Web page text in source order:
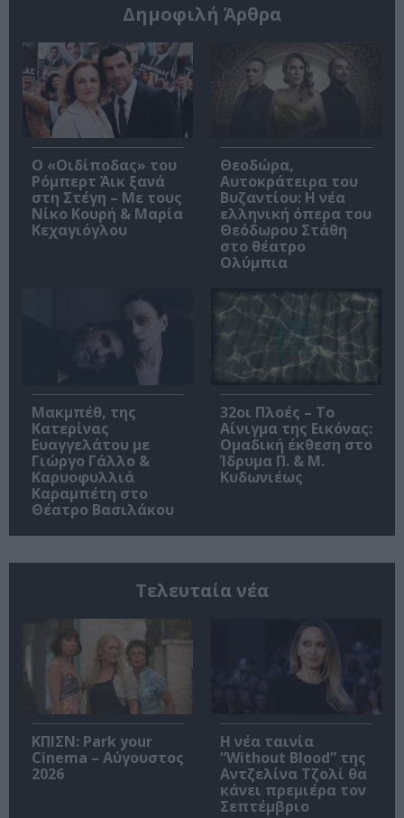
Δημοφιλή Άρθρα
O «Οιδίποδας» του
Ρόμπερτ Άικ ξανά
στη Στέγη – Με τους
Νίκο Κουρή & Μαρία
Κεχαγιόγλου
Θεοδώρα,
Αυτοκράτειρα του
Βυζαντίου: Η νέα
ελληνική όπερα του
Θεόδωρου Στάθη
στο θέατρο
Ολύμπια
Μακμπέθ, της
Κατερίνας
Ευαγγελάτου με
Γιώργο Γάλλο &
Καρυοφυλλιά
Καραμπέτη στο
Θέατρο Βασιλάκου
32οι Πλοές – Το
Αίνιγμα της Εικόνας:
Ομαδική έκθεση στο
Ίδρυμα Π. & Μ.
Κυδωνιέως
Τελευταία νέα
ΚΠΙΣΝ: Park your
Cinema – Αύγουστος
2026
Η νέα ταινία
“Without Blood” της
Αντζελίνα Τζολί θα
κάνει πρεμιέρα τον
Σεπτέμβριο